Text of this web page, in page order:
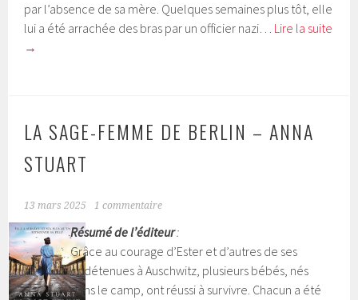
par l’absence de sa mère. Quelques semaines plus tôt, elle
lui a été arrachée des bras par un officier nazi… Lire la suite
→
LA SAGE-FEMME DE BERLIN – ANNA
STUART
13 mars 2025 1 commentaire
Résumé de l’éditeur:
Grâce au courage d’Ester et d’autres de ses
codétenues à Auschwitz, plusieurs bébés, nés
dans le camp, ont réussi à survivre. Chacun a été